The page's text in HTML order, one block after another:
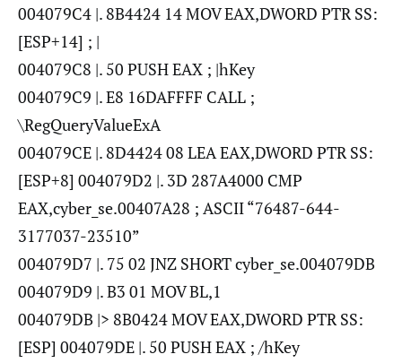
004079C4 |. 8B4424 14 MOV EAX,DWORD PTR SS:
[ESP+14] ; |
004079C8 |. 50 PUSH EAX ; |hKey
004079C9 |. E8 16DAFFFF CALL ;
\RegQueryValueExA
004079CE |. 8D4424 08 LEA EAX,DWORD PTR SS:
[ESP+8] 004079D2 |. 3D 287A4000 CMP
EAX,cyber_se.00407A28 ; ASCII “76487-644-
3177037-23510”
004079D7 |. 75 02 JNZ SHORT cyber_se.004079DB
004079D9 |. B3 01 MOV BL,1
004079DB |> 8B0424 MOV EAX,DWORD PTR SS:
[ESP] 004079DE |. 50 PUSH EAX ; /hKey